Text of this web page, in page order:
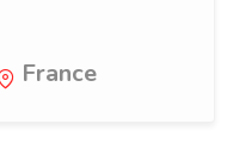
France